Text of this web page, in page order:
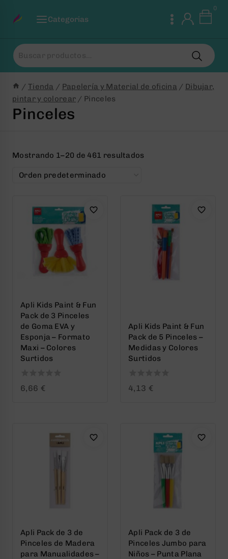
Categorias
0
Buscar
por:
/ Tienda / Papelería y Material de oficina / Dibujar,
pintar y colorear / Pinceles
Pinceles
Mostrando 1–20 de 461 resultados
Apli Kids Paint & Fun
Pack de 3 Pinceles
de Goma EVA y
Esponja – Formato
Maxi – Colores
Surtidos
0
6,66 €
Apli Kids Paint & Fun
Pack de 5 Pinceles –
Medidas y Colores
Surtidos
0
4,13 €
Apli Pack de 3 de
Pinceles de Madera
para Manualidades –
Apli Pack de 3 de
Pinceles Jumbo para
Niños – Punta Plana